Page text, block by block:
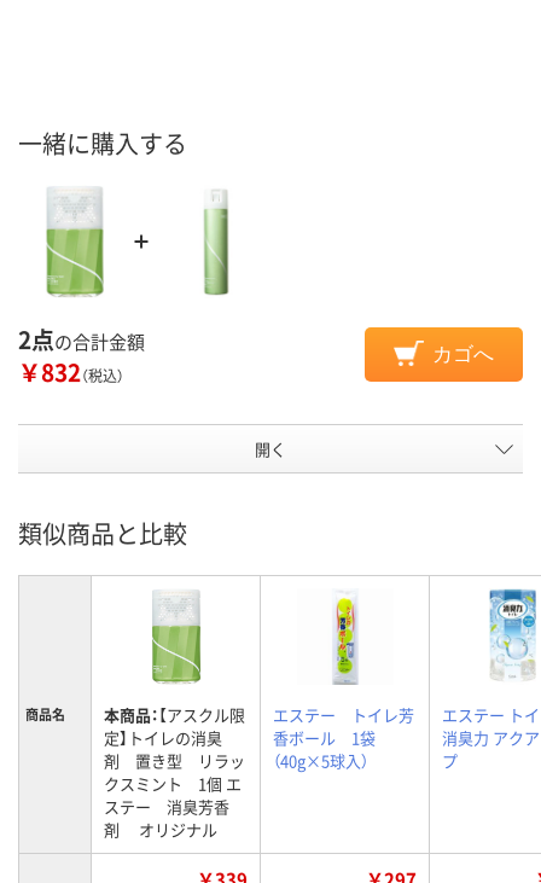
一緒に購入する
2点の合計金額
￥832（税込）
カゴへ
開く
類似商品と比較
商品名 本商品：【アスクル限
定】トイレの消臭
剤 置き型 リラッ
クスミント 1個 エ
ステー 消臭芳香
剤 オリジナル
エステー トイレ芳
香ボール 1袋
（40g×5球入）
エステー ト
消臭力 アク
プ